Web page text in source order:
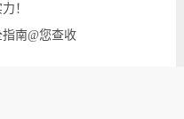
！
南@您查收